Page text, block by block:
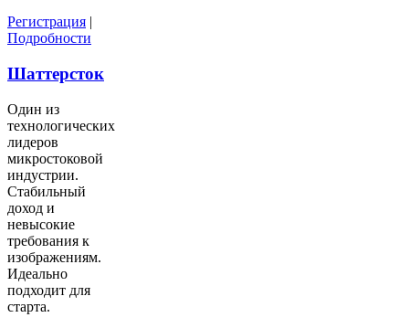
Регистрация |
Подробности
Шаттерсток
Один из
технологических
лидеров
микростоковой
индустрии.
Стабильный
доход и
невысокие
требования к
изображениям.
Идеально
подходит для
старта.